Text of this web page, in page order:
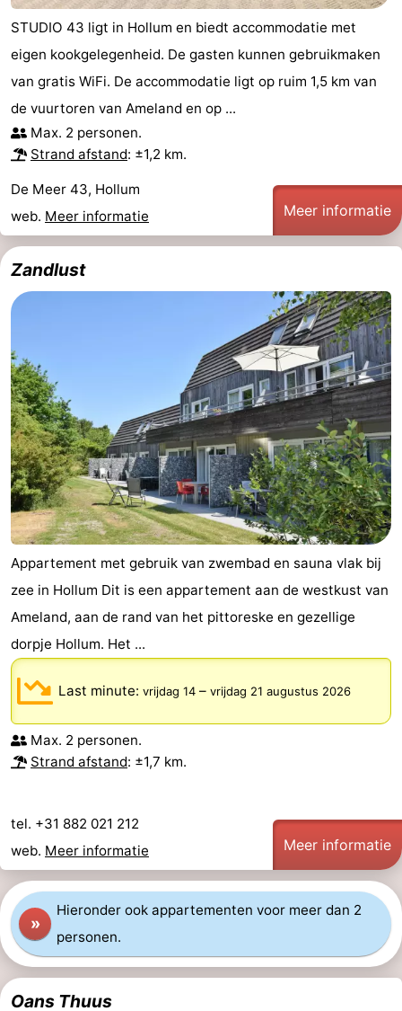
STUDIO 43 ligt in Hollum en biedt accommodatie met
eigen kookgelegenheid. De gasten kunnen gebruikmaken
van gratis WiFi. De accommodatie ligt op ruim 1,5 km van
de vuurtoren van Ameland en op ...
Max. 2 personen.
Strand afstand: ±1,2 km.
De Meer 43, Hollum
web. Meer informatie Meer informatie
Zandlust
Appartement met gebruik van zwembad en sauna vlak bij
zee in Hollum Dit is een appartement aan de westkust van
Ameland, aan de rand van het pittoreske en gezellige
dorpje Hollum. Het ...
Last minute: vrijdag 14 – vrijdag 21 augustus 2026
Max. 2 personen.
Strand afstand: ±1,7 km.
tel. +31 882 021 212
web. Meer informatie Meer informatie
»
Hieronder ook appartementen voor meer dan 2
personen.
Oans Thuus